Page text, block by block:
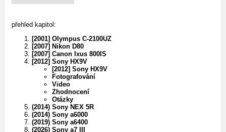
přehled kapitol:
[2001] Olympus C-2100UZ
[2007] Nikon D80
[2007] Canon Ixus 800IS
[2012] Sony HX9V
[2012] Sony HX9V
Fotografování
Video
Zhodnocení
Otázky
(2014) Sony NEX 5R
(2014) Sony a6000
(2019) Sony a6400
(2026) Sony a7 III